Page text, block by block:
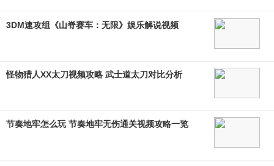
3DM速攻组《山脊赛车：无限》娱乐解说视频
怪物猎人XX太刀视频攻略 武士道太刀对比分析
节奏地牢怎么玩 节奏地牢无伤通关视频攻略一览